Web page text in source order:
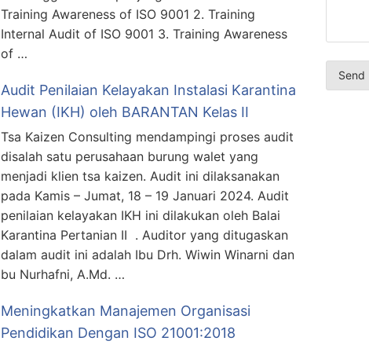
Training Awareness of ISO 9001 2. Training
Internal Audit of ISO 9001 3. Training Awareness
of …
Audit Penilaian Kelayakan Instalasi Karantina
Hewan (IKH) oleh BARANTAN Kelas II
Tsa Kaizen Consulting mendampingi proses audit
disalah satu perusahaan burung walet yang
menjadi klien tsa kaizen. Audit ini dilaksanakan
pada Kamis – Jumat, 18 – 19 Januari 2024. Audit
penilaian kelayakan IKH ini dilakukan oleh Balai
Karantina Pertanian II . Auditor yang ditugaskan
dalam audit ini adalah Ibu Drh. Wiwin Winarni dan
bu Nurhafni, A.Md. …
Meningkatkan Manajemen Organisasi
Pendidikan Dengan ISO 21001:2018